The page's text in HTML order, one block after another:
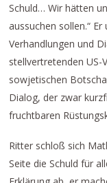
Schuld… Wir hätten
aussuchen sollen.“
Verhandlungen und
stellvertretenden
sowjetischen
Dialog, der zwar
fruchtbaren
Ritter schloß sich
Seite die Schuld für